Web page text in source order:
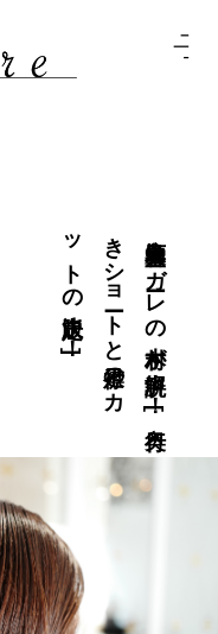
広島美容室レ
ガ
ーレ
の
木村が
解説！
！
[
奥行
き
シ
ョ
ート
と
襟足の
カ
ッ
ト
の
決定版！
！
]